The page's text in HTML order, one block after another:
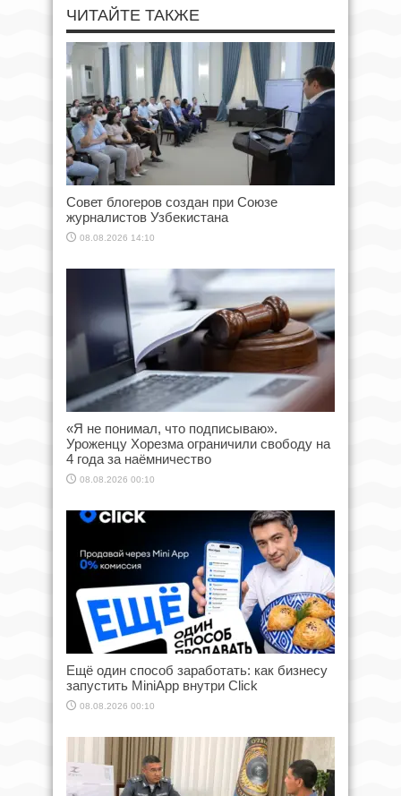
ЧИТАЙТЕ ТАКЖЕ
Совет блогеров создан при Союзе
журналистов Узбекистана
08.08.2026 14:10
«Я не понимал, что подписываю».
Уроженцу Хорезма ограничили свободу на
4 года за наёмничество
08.08.2026 00:10
Ещё один способ заработать: как бизнесу
запустить MiniApp внутри Click
08.08.2026 00:10